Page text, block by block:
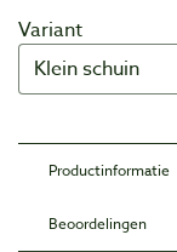
Variant
Productinformatie
Beoordelingen